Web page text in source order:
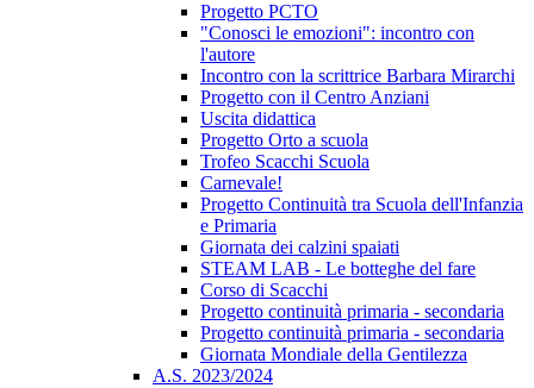
Progetto PCTO
"Conosci le emozioni": incontro con
l'autore
Incontro con la scrittrice Barbara Mirarchi
Progetto con il Centro Anziani
Uscita didattica
Progetto Orto a scuola
Trofeo Scacchi Scuola
Carnevale!
Progetto Continuità tra Scuola dell'Infanzia
e Primaria
Giornata dei calzini spaiati
STEAM LAB - Le botteghe del fare
Corso di Scacchi
Progetto continuità primaria - secondaria
Progetto continuità primaria - secondaria
Giornata Mondiale della Gentilezza
A.S. 2023/2024